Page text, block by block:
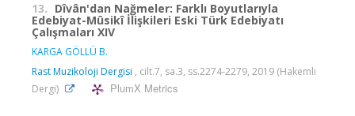
13. Dîvân'dan Nağmeler: Farklı Boyutlarıyla
Edebiyat-Mûsikî İlişkileri Eski Türk Edebiyatı
Çalışmaları XIV
KARGA GÖLLÜ B.
Rast Muzikoloji Dergisi , cilt.7, sa.3, ss.2274-2279, 2019 (Hakemli
Dergi)
PlumX Metrics